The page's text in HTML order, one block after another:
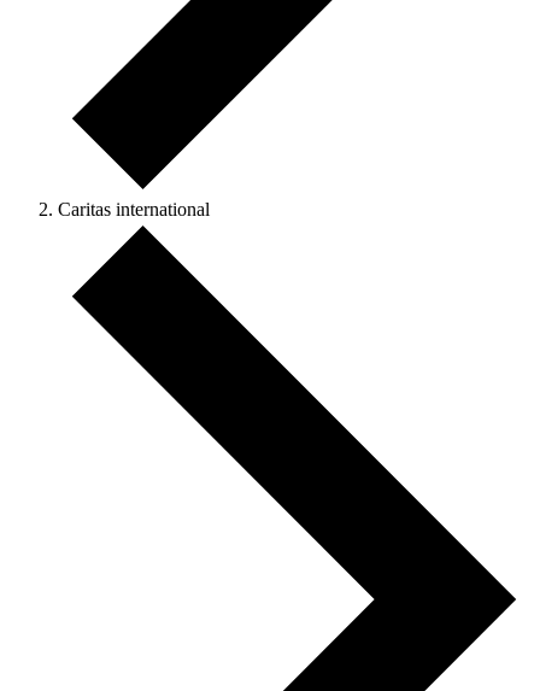
Caritas international